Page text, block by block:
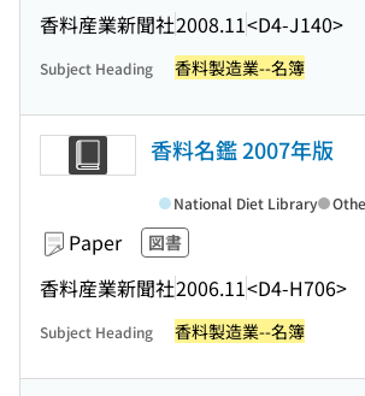
香料産業新聞社2008.11<D4-J140>
Subject Heading 香料製造業--名簿
香料名鑑 2007年版
Paper 図書
香料産業新聞社2006.11<D4-H706>
National Diet Library
Subject Heading 香料製造業--名簿